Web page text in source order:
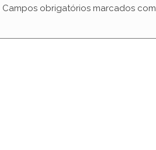
Campos obrigatórios marcados com